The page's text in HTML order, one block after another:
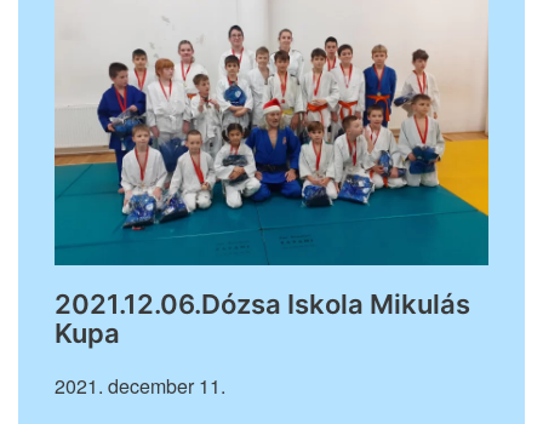
2021.12.06.Dózsa Iskola Mikulás
Kupa
2021. december 11.